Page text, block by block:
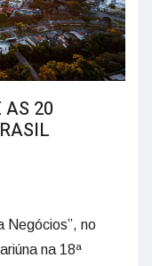
AS 20
Negócios”, no
na 18ª